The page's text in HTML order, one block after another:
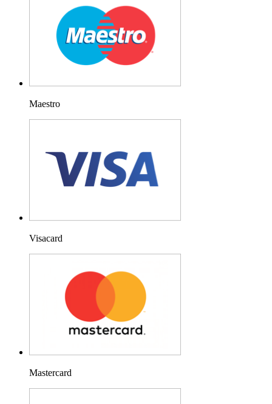
Maestro
Visacard
Mastercard